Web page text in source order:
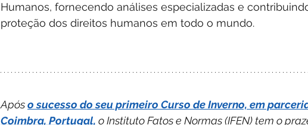
Humanos, fornecendo análises especializadas e
proteção dos direitos humanos em todo o mundo.
Após o sucesso do seu primeiro Curso de Inverno, em
Coimbra, Portugal, o Instituto Fatos e Normas (IFEN) tem o